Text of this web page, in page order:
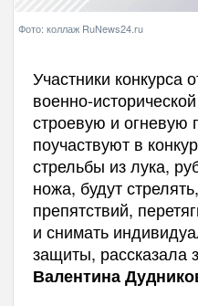
Фото: коллаж RuNews24.ru
Участники конкурса
военно-
строевую и огневую
поучаствуют в
стрельбы из лука,
ножа, будут
препятствий,
и снимать
защиты, рассказала
Валентина